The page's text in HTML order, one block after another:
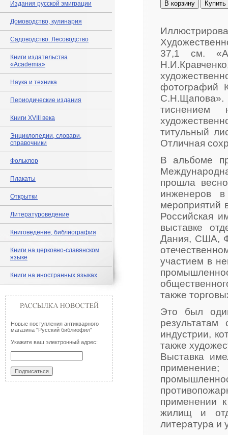
Издания русской эмиграции
Домоводство, кулинария
Садоводство. Лесоводство
Книги издательства
«Academia»
Наука и техника
Периодические издания
Книги XVIII века
Энциклопедии, словари,
справочники
Фольклор
Плакаты
Открытки
Литературоведение
Книговедение, библиография
Книги на церковно-славянском
языке
Книги на иностранных языках
Новые поступления антикварного
магазина "Русский библиофил"
Укажите ваш электронный адрес:
В корзину Купить
37,1 см.
фотографий
С.Н.Щапова».
титульный
Отличная
В альбоме
прошла
инженеров
мероприятий
Российская
выставке
Дания, США,
участием в
также
Это был
результатам
индустрии,
также
Выставка
применении
жилищ и
литература и